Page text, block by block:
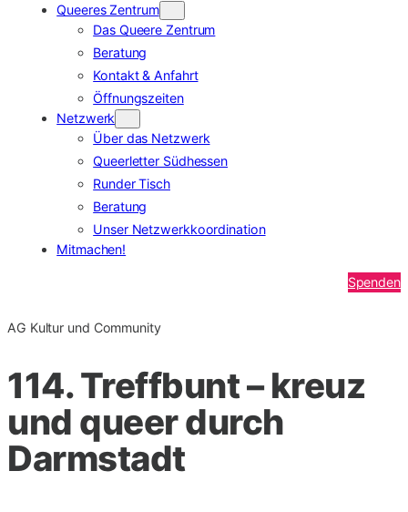
Queeres Zentrum
Das Queere Zentrum
Beratung
Kontakt & Anfahrt
Öffnungszeiten
Netzwerk
Über das Netzwerk
Queerletter Südhessen
Runder Tisch
Beratung
Unser Netzwerkkoordination
Mitmachen!
Spenden
AG Kultur und Community
114. Treffbunt – kreuz
und queer durch
Darmstadt